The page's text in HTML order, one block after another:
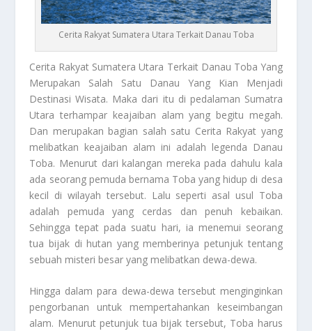
Cerita Rakyat Sumatera Utara Terkait Danau Toba
Cerita Rakyat Sumatera Utara Terkait Danau Toba Yang
Merupakan Salah Satu Danau Yang Kian Menjadi
Destinasi Wisata. Maka dari itu di pedalaman Sumatra
Utara terhampar keajaiban alam yang begitu megah.
Dan merupakan bagian salah satu Cerita Rakyat yang
melibatkan keajaiban alam ini adalah legenda Danau
Toba. Menurut dari kalangan mereka pada dahulu kala
ada seorang pemuda bernama Toba yang hidup di desa
kecil di wilayah tersebut. Lalu seperti asal usul Toba
adalah pemuda yang cerdas dan penuh kebaikan.
Sehingga tepat pada suatu hari, ia menemui seorang
tua bijak di hutan yang memberinya petunjuk tentang
sebuah misteri besar yang melibatkan dewa-dewa.
Hingga dalam para dewa-dewa tersebut menginginkan
pengorbanan untuk mempertahankan keseimbangan
alam. Menurut petunjuk tua bijak tersebut, Toba harus